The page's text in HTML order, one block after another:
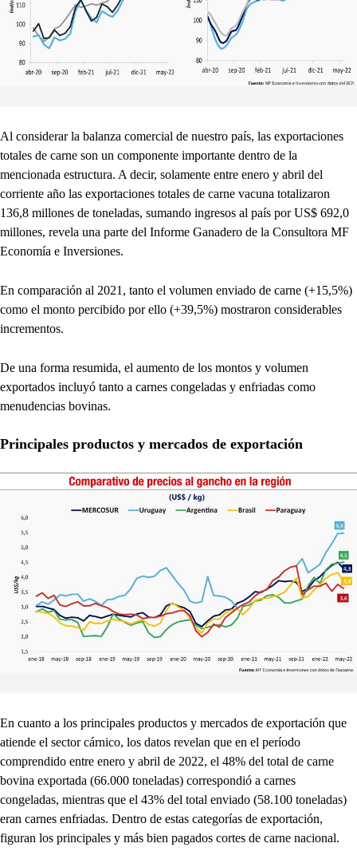
Al considerar la balanza comercial de nuestro país, las exportaciones
totales de carne son un componente importante dentro de la
mencionada estructura. A decir, solamente entre enero y abril del
corriente año las exportaciones totales de carne vacuna totalizaron
136,8 millones de toneladas, sumando ingresos al país por US$ 692,0
millones, revela una parte del Informe Ganadero de la Consultora MF
Economía e Inversiones.
En comparación al 2021, tanto el volumen enviado de carne (+15,5%)
como el monto percibido por ello (+39,5%) mostraron considerables
incrementos.
De una forma resumida, el aumento de los montos y volumen
exportados incluyó tanto a carnes congeladas y enfriadas como
menudencias bovinas.
Principales productos y mercados de exportación
En cuanto a los principales productos y mercados de exportación que
atiende el sector cárnico, los datos revelan que en el período
comprendido entre enero y abril de 2022, el 48% del total de carne
bovina exportada (66.000 toneladas) correspondió a carnes
congeladas, mientras que el 43% del total enviado (58.100 toneladas)
eran carnes enfriadas. Dentro de estas categorías de exportación,
figuran los principales y más bien pagados cortes de carne nacional.